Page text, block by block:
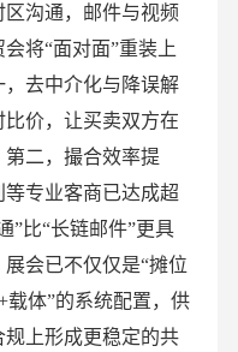
沟通，邮件与视频
将“面对面”重装上
，去中介化与降误解
价，让买卖双方在
二，撮合效率提
专业客商已达成超
”比“长链邮件”更具
会已不仅仅是“摊位
载体”的系统配置，供
上形成更稳定的共